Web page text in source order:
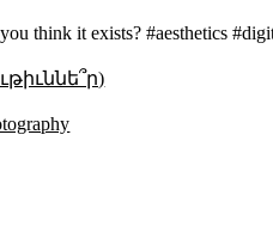
think it exists? #aesthetics